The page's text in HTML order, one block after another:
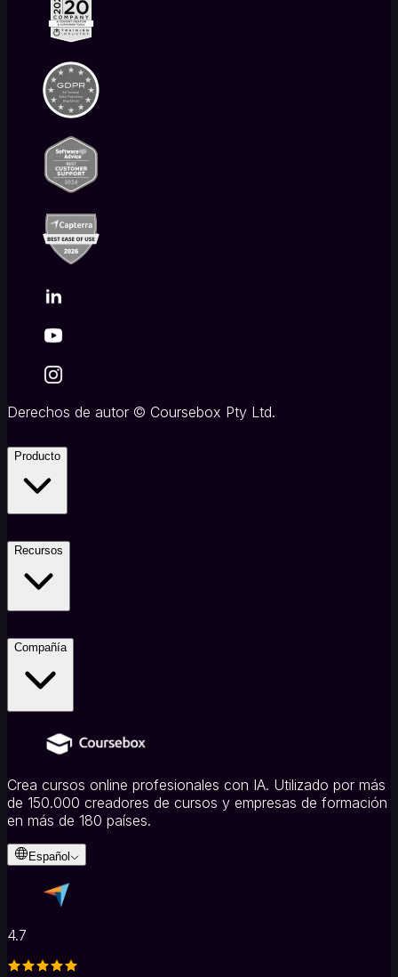
Derechos de autor © Coursebox Pty Ltd.
Producto
Recursos
Compañía
Crea cursos online profesionales con IA. Utilizado por más
de 150.000 creadores de cursos y empresas de formación
en más de 180 países.
Español
4.7